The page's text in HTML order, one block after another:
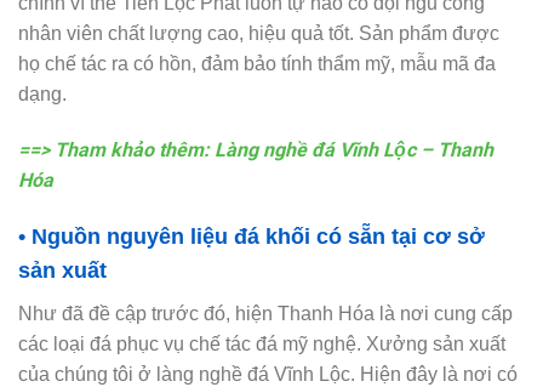
nhân viên chất lượng cao, hiệu quả tốt. Sản phẩm được
họ chế tác ra có hồn, đảm bảo tính thẩm mỹ, mẫu mã đa
dạng.
==> Tham khảo thêm: Làng nghề đá Vĩnh Lộc – Thanh
Hóa
• Nguồn nguyên liệu đá khối có sẵn tại cơ sở
sản xuất
Như đã đề cập trước đó, hiện Thanh Hóa là nơi cung cấp
các loại đá phục vụ chế tác đá mỹ nghệ. Xưởng sản xuất
của chúng tôi ở làng nghề đá Vĩnh Lộc. Hiện đây là nơi có